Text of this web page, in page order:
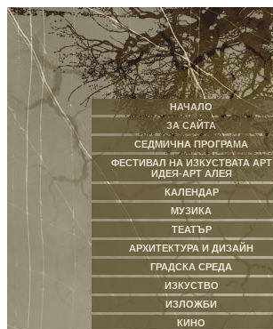
НАЧАЛО
ЗА САЙТА
СЕДМИЧНА ПРОГРАМА
ФЕСТИВАЛ НА ИЗКУСТВАТА АРТ
ИДЕЯ-АРТ АЛЕЯ
КАЛЕНДАР
МУЗИКА
ТЕАТЪР
АРХИТЕКТУРА И ДИЗАЙН
ГРАДСКА СРЕДА
ИЗКУСТВО
ИЗЛОЖБИ
КИНО